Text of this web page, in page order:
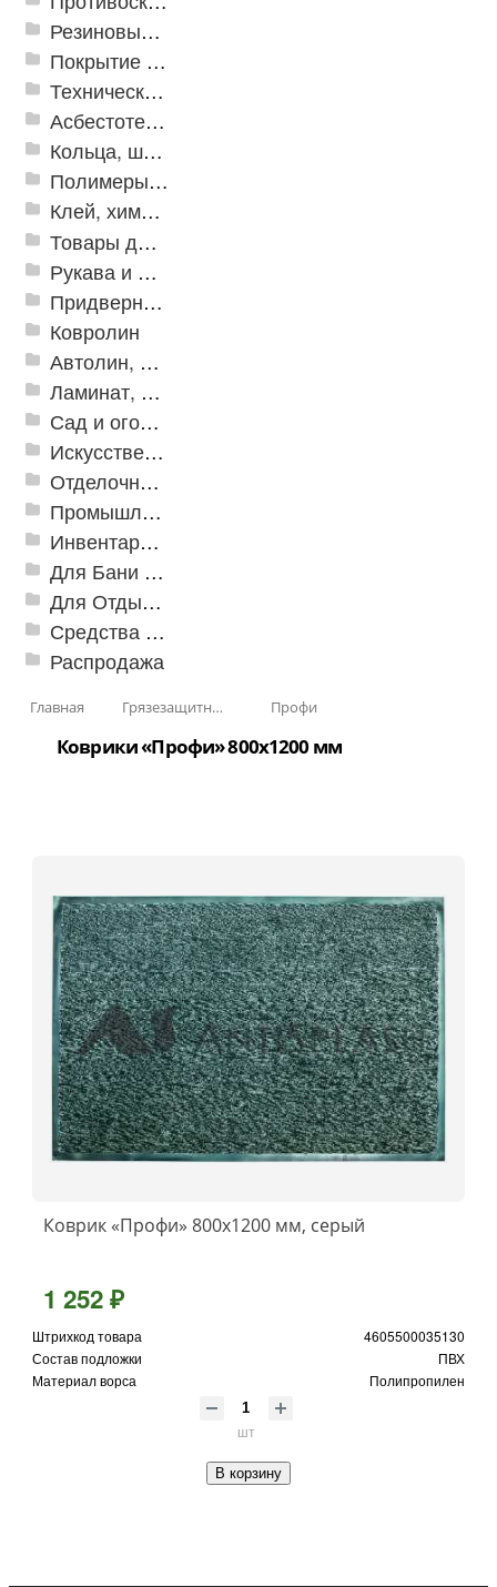
Резиновые и ПВХ дорожки
Покрытие из резиновой крошки
Техническая резина
Асбестотехнические и теплоизоляционные материалы
Кольца, шайбы, манжеты
Полимеры и пластики
Клей, химия, сопутствующие товары
Товары для дома
Рукава и шланги промышленные
Придверные решетки
Ковролин
Автолин, Транслин, Линолеум
Ламинат, Кварцвиниловая плитка SPC
Сад и огород
Искусственная трава
Отделочные профили
Промышленный текстиль
Инвентарь для клининга
Для Бани и Сауны
Для Отдыха и Пикника
Средства от насекомых и садовых вредителей
Распродажа
Главная Грязезащитные, влаговпитывающие покрытия Профи
Коврики «Профи» 800x1200 мм
Коврик «Профи» 800x1200 мм, серый
1 252 ₽
Штрихкод товара
4605500035130
Состав подложки
ПВХ
Материал ворса
Полипропилен
шт
В корзину